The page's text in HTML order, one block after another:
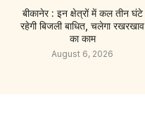
बीकानेर : इन क्षेत्रों में कल तीन घंटे
रहेगी बिजली बाधित, चलेगा रखरखाव
का काम
August 6, 2026